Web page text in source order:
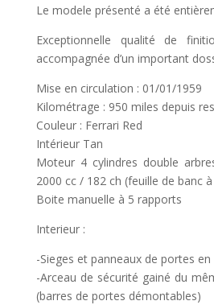
Le modele présenté a été
Exceptionnelle qualité de
accompagnée d’un important
Mise en circulation : 01/01/1959
Kilométrage : 950 miles depuis
Couleur : Ferrari Red
Intérieur Tan
Moteur 4 cylindres double
2000 cc / 182 ch (feuille de banc à
Boite manuelle à 5 rapports
Interieur :
-Sieges et panneaux de portes en
-Arceau de sécurité gainé du
(barres de portes démontables)